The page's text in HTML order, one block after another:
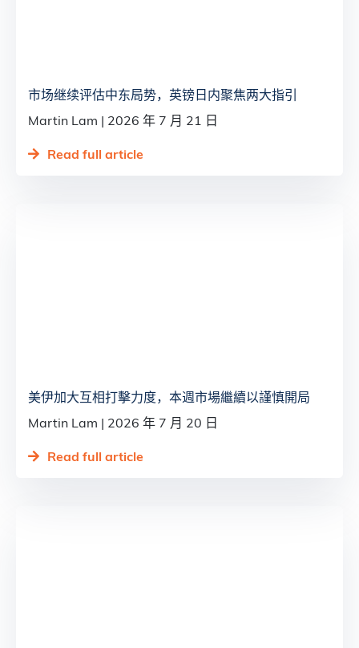
市场继续评估中东局势，英镑日内聚焦两大指引
Martin Lam
2026 年 7 月 21 日
Read full article
美伊加大互相打擊力度，本週市場繼續以謹慎開局
Martin Lam
2026 年 7 月 20 日
Read full article